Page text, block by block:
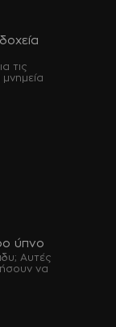
τις
ύπνο
Αυτές
να